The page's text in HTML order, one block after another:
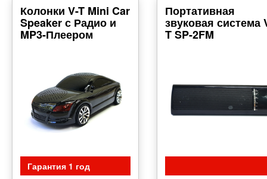
Колонки V-T Mini Car
Speaker с Радио и
MP3-Плеером
Гарантия 1 год
Портативная
звуковая система
T SP-2FM